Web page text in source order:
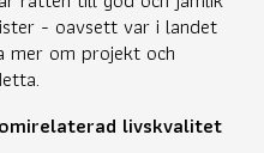
- oavsett var i landet
mer om projekt och
livskvalitet